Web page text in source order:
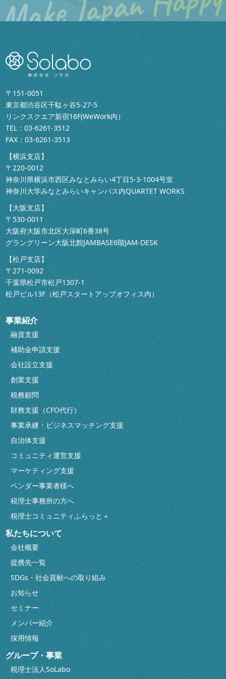
〒151-0051
東京都渋谷区千駄ヶ谷5-27-5
リンクスクエア新宿16F(WeWork内）
TEL：03-6261-3512
FAX：03-6261-3513
【横浜支店】
〒220-0012
神奈川県横浜市西区みなとみらい4丁目5-3-1004号室
神奈川大学みなとみらいキャンパス内QUARTET WORKS
【大阪支店】
〒530-0011
大阪府大阪市北区大深町6番38号
グラングリーン大阪北館JAMBASE6階JAM-DESK
【松戸支店】
〒271-0092
千葉県松戸市松戸1307-1
松戸ビル13F（松戸スタートアップオフィス内）
事業紹介
融資支援
補助金申請支援
会社設立支援
創業支援
税務顧問
財務支援（CFO代行）
事業承継・ビジネスマッチング支援
自治体支援
コミュニティ運営支援
マーケティング支援
ベンダー事業者様へ
税理士事務所の方へ
税理士コミュニティふらっと＋
私たちについて
会社概要
提携先一覧
SDGs・社会貢献への取り組み
お知らせ
セミナー
メンバー紹介
採用情報
グループ・事業
税理士法人SoLabo